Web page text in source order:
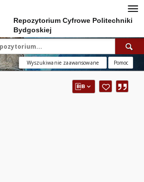
Repozytorium Cyfrowe Politechniki
Bydgoskiej
Wyszukiwanie zaawansowane Pomoc